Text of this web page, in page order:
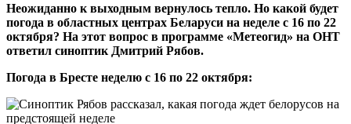
Неожиданно к выходным вернулось тепло. Но какой будет
погода в областных центрах Беларуси на неделе с 16 по 22
октября? На этот вопрос в программе «Метеогид» на ОНТ
ответил синоптик Дмитрий Рябов.
Погода в Бресте неделю с 16 по 22 октября: